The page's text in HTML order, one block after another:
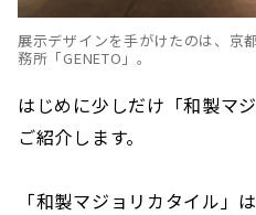
展示デザインを手がけたのは、京
務所「GENETO」。
はじめに少しだけ「和製マ
ご紹介します。
「和製マジョリカタイル」